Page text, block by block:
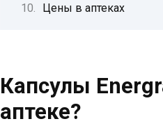
Цены в аптеках
Капсулы
аптеке?